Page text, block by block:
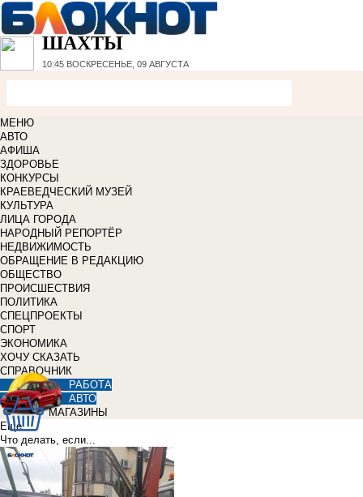
ШАХТЫ
10:45 ВОСКРЕСЕНЬЕ, 09 АВГУСТА
МЕНЮ
АВТО
АФИША
ЗДОРОВЬЕ
КОНКУРСЫ
КРАЕВЕДЧЕСКИЙ МУЗЕЙ
КУЛЬТУРА
ЛИЦА ГОРОДА
НАРОДНЫЙ РЕПОРТЁР
НЕДВИЖИМОСТЬ
ОБРАЩЕНИЕ В РЕДАКЦИЮ
ОБЩЕСТВО
ПРОИСШЕСТВИЯ
ПОЛИТИКА
СПЕЦПРОЕКТЫ
СПОРТ
ЭКОНОМИКА
ХОЧУ СКАЗАТЬ
СПРАВОЧНИК
РАБОТА
АВТО
МАГАЗИНЫ
Еще
Что делать, если...